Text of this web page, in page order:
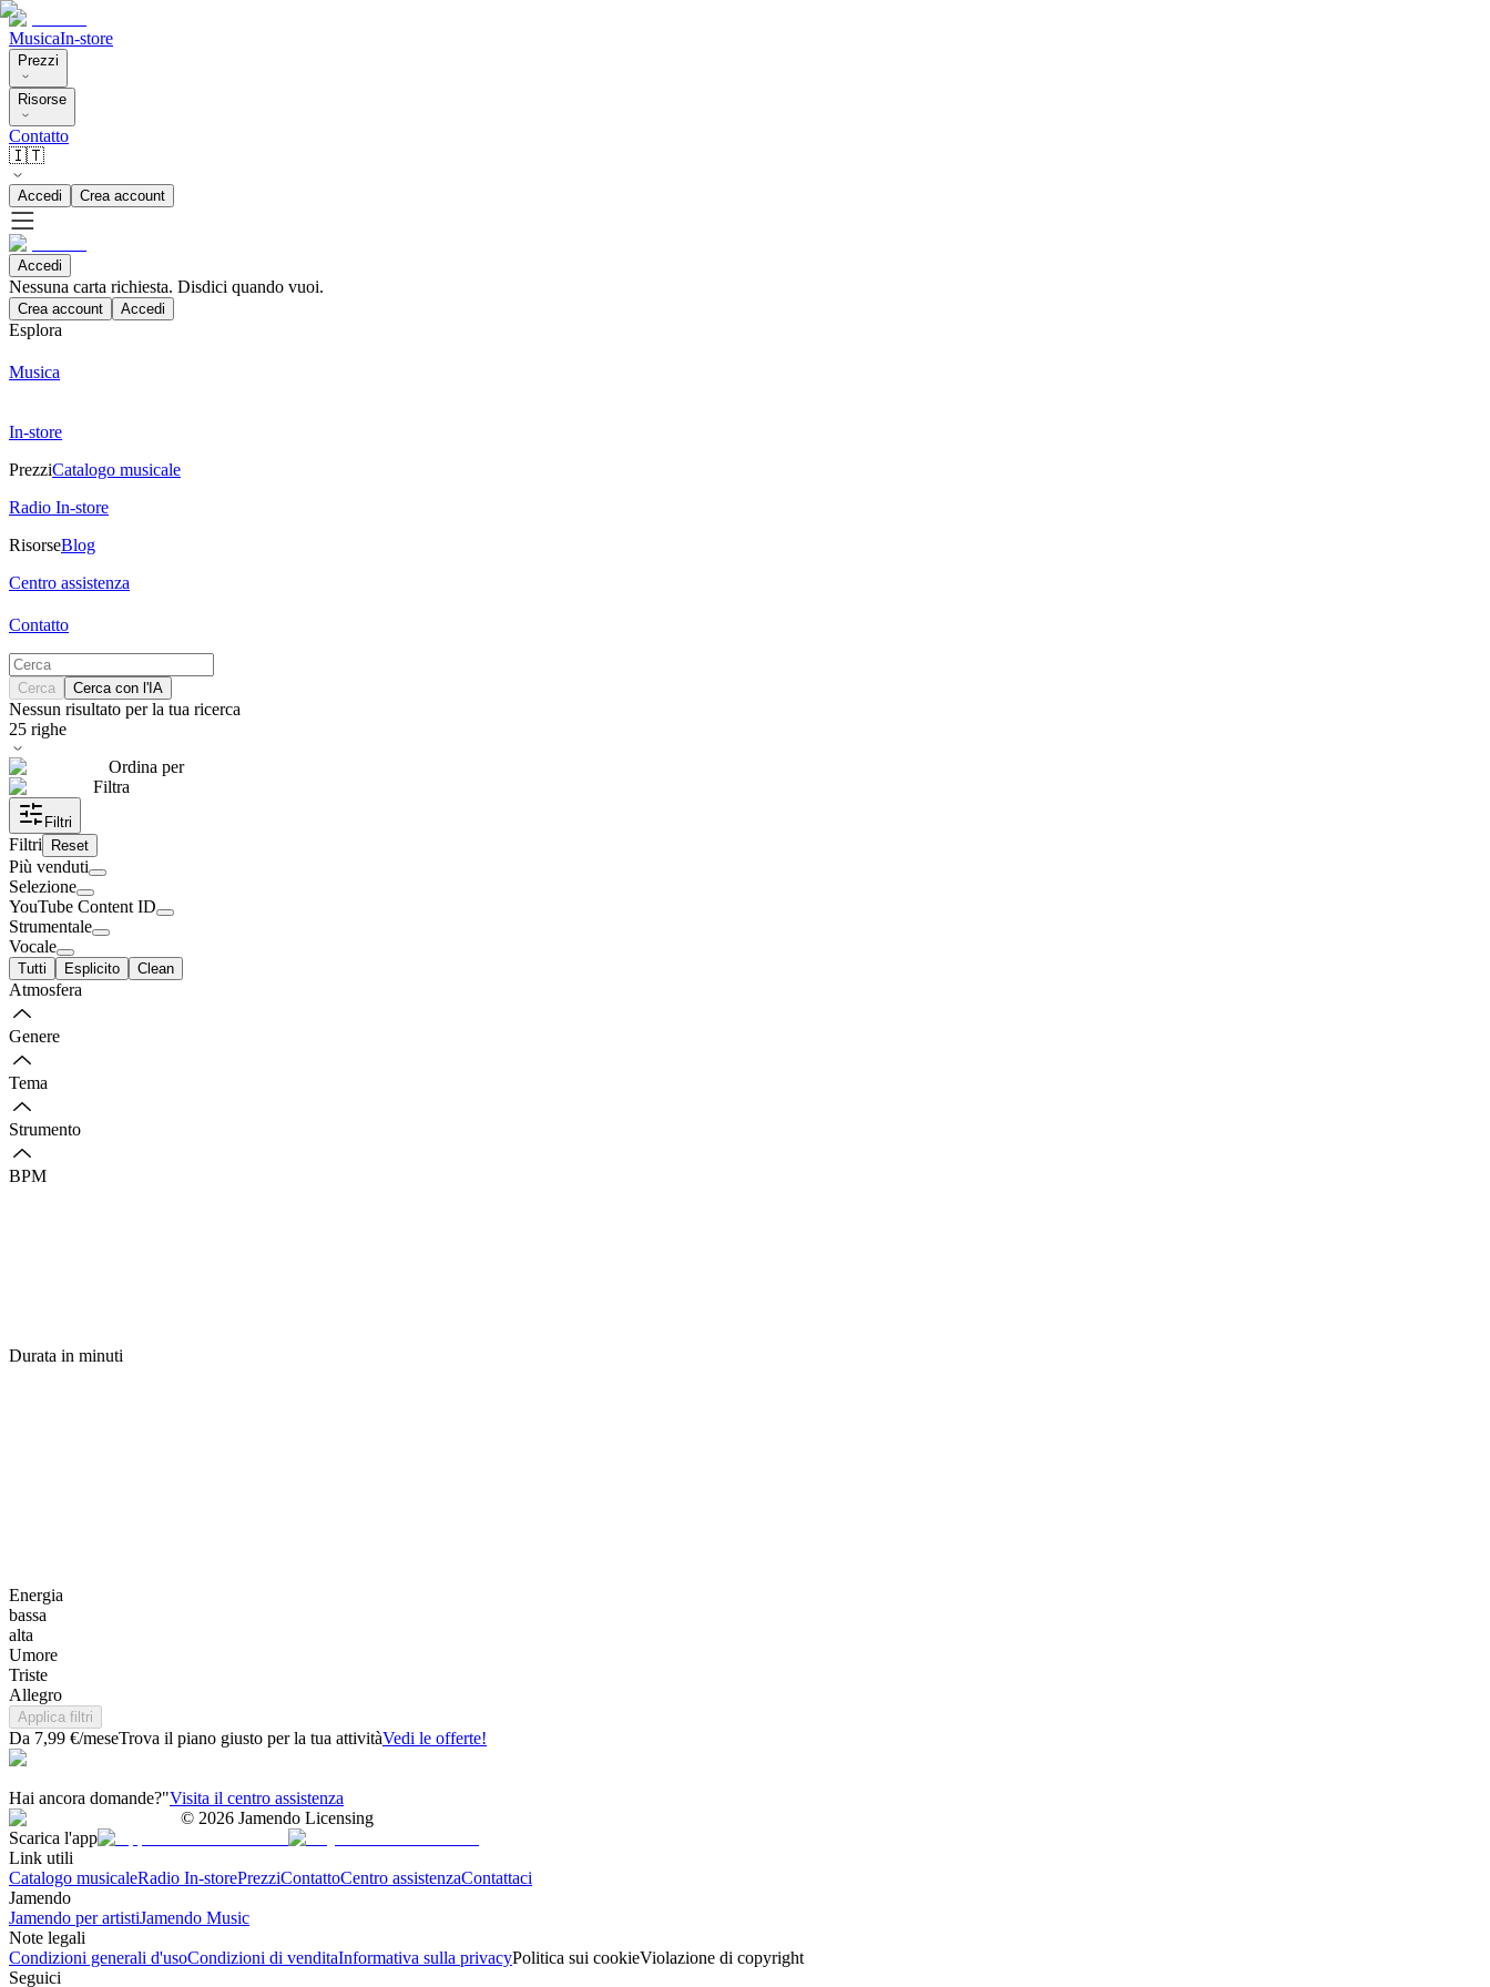
MusicaIn-store
Prezzi
Risorse
Contatto
🇮🇹
Accedi Crea account
Accedi
Nessuna carta richiesta. Disdici quando vuoi.
Crea account Accedi
Esplora
Musica
In-store
PrezziCatalogo musicale
Radio In-store
RisorseBlog
Centro assistenza
Contatto
Cerca Cerca con l'IA
Nessun risultato per la tua ricerca
25 righe
Ordina per
Filtra
Filtri
Filtri Reset
Più venduti
Selezione
YouTube Content ID
Strumentale
Vocale
Tutti Esplicito Clean
Atmosfera
Genere
Tema
Strumento
BPM
Durata in minuti
Energia
bassa
alta
Umore
Triste
Allegro
Applica filtri
Da 7,99 €/meseTrova il piano giusto per la tua attivitàVedi le offerte!
Hai ancora domande?"Visita il centro assistenza
© 2026 Jamendo Licensing
Scarica l'app
Link utili
Catalogo musicaleRadio In-storePrezziContattoCentro assistenzaContattaci
Jamendo
Jamendo per artistiJamendo Music
Note legali
Condizioni generali d'usoCondizioni di venditaInformativa sulla privacyPolitica sui cookieViolazione di copyright
Seguici